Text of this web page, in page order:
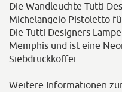
Die Wandleuchte Tutti
Michelangelo Pistoletto
Die Tutti Designers
Memphis und ist eine
Siebdruckkoffer.
Weitere Informationen